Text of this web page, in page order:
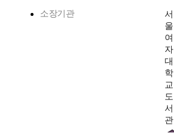
소장기관
서
울
여
자
대
학
교
도
서
관